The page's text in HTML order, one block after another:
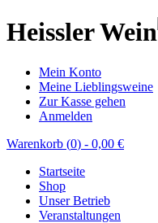
Heissler Wein
Mein Konto
Meine Lieblingsweine
Zur Kasse gehen
Anmelden
Warenkorb (0) - 0,00 €
Startseite
Shop
Unser Betrieb
Veranstaltungen